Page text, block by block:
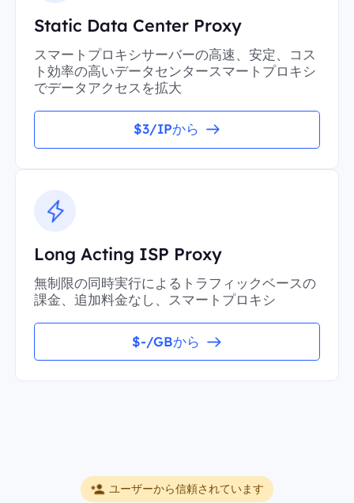
Static Data Center Proxy
スマートプロキシサーバーの高速、安定、コス
ト効率の高いデータセンタースマートプロキシ
でデータアクセスを拡大
$3/IPから
Long Acting ISP Proxy
無制限の同時実行によるトラフィックベースの
課金、追加料金なし、スマートプロキシ
$-/GBから
ユーザーから信頼されています